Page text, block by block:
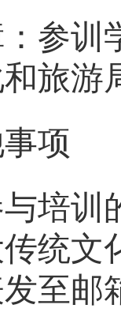
参训
旅游
项
培训
统文
至邮